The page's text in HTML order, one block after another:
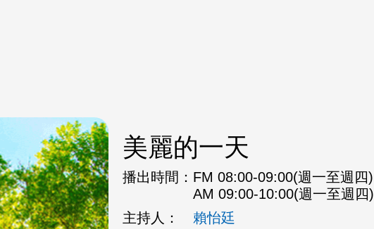
美麗的一天
播出時間： FM 08:00-09:00(週一至週四)
AM 09:00-10:00(週一至週四)
主持人：
賴怡廷